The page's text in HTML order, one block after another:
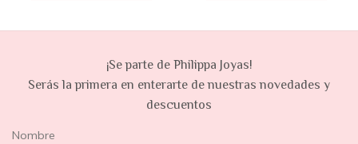
¡Se parte de Philippa Joyas!
Serás la primera en enterarte de nuestras novedades y
descuentos
Nombre